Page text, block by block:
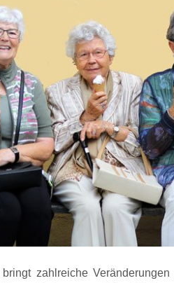
zahlreiche